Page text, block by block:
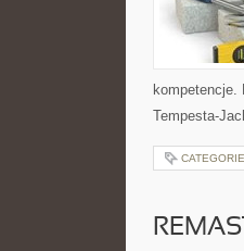
kompetencje.
Tempesta-